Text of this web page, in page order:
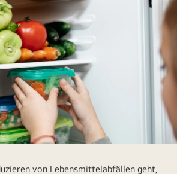
von Lebensmittelabfällen geht,